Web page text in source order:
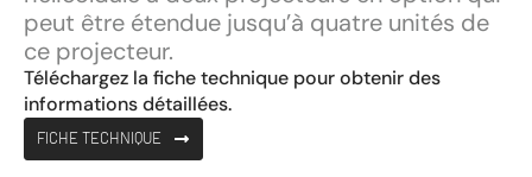
peut être étendue jusqu’à quatre unités de
ce projecteur.
Téléchargez la fiche technique pour obtenir des
informations détaillées.
FICHE TECHNIQUE